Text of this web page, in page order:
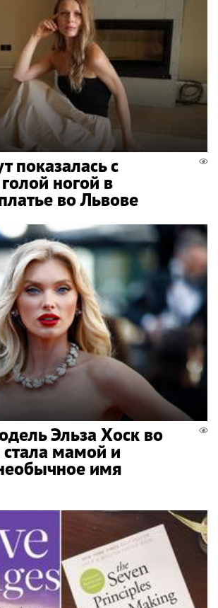
показалась с
ногой в
во Львове
Эльза Хоск во
стала мамой и
имя